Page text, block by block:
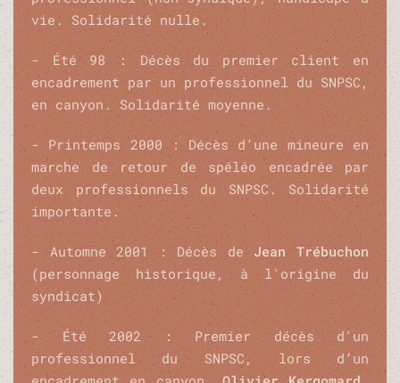
vie. Solidarité nulle.
- Été 98 : Décès du premier client en
encadrement par un professionnel du SNPSC,
en canyon. Solidarité moyenne.
- Printemps 2000 : Décès d’une mineure en
marche de retour de spéléo encadrée par
deux professionnels du SNPSC. Solidarité
importante.
- Automne 2001 : Décès de Jean Trébuchon
(personnage historique, à l'origine du
syndicat)
- Été 2002 : Premier décès d'un
professionnel du SNPSC, lors d’un